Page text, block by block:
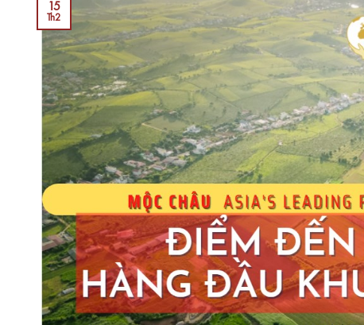
15
Th2